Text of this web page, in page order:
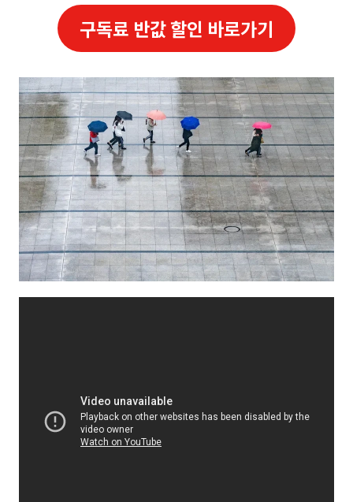
구독료 반값 할인 바로가기